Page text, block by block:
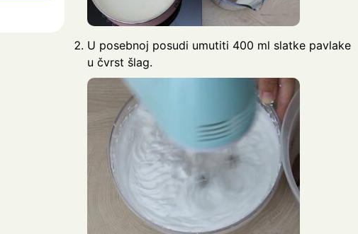
U posebnoj posudi umutiti 400 ml slatke pavlake
u čvrst šlag.